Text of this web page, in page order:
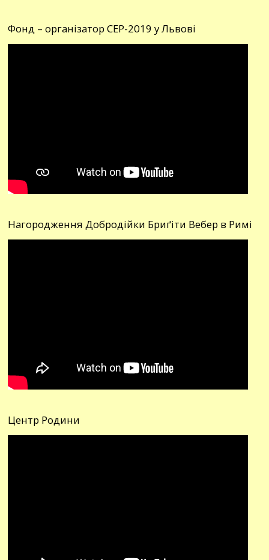
Фонд – організатор СЕР-2019 у Львові
Нагородження Добродійки Бриґіти Вебер в Римі
Центр Родини